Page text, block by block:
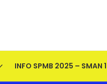
INFO SPMB 2025 – SMAN